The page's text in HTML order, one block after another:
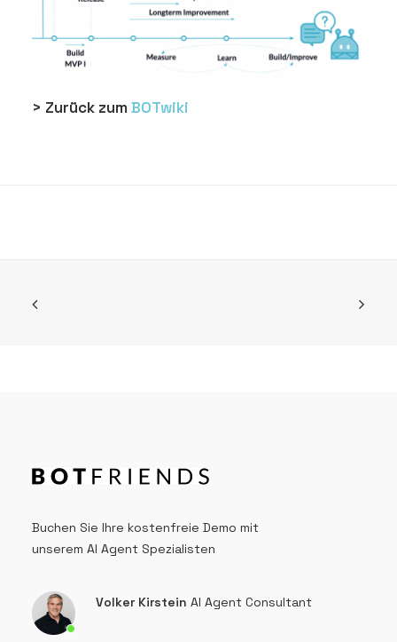
> Zurück zum BOTwiki
Buchen Sie Ihre kostenfreie Demo mit
unserem AI Agent Spezialisten
Volker Kirstein AI Agent Consultant